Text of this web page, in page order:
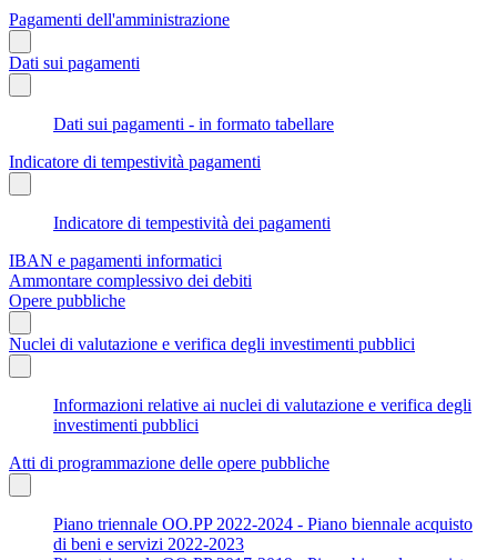
Pagamenti dell'amministrazione
Dati sui pagamenti
Dati sui pagamenti - in formato tabellare
Indicatore di tempestività pagamenti
Indicatore di tempestività dei pagamenti
IBAN e pagamenti informatici
Ammontare complessivo dei debiti
Opere pubbliche
Nuclei di valutazione e verifica degli investimenti pubblici
Informazioni relative ai nuclei di valutazione e verifica degli
investimenti pubblici
Atti di programmazione delle opere pubbliche
Piano triennale OO.PP 2022-2024 - Piano biennale acquisto
di beni e servizi 2022-2023